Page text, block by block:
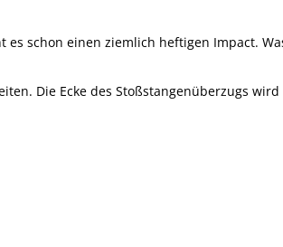
schon einen ziemlich heftigen Impact.
Die Ecke des Stoßstangenüberzugs